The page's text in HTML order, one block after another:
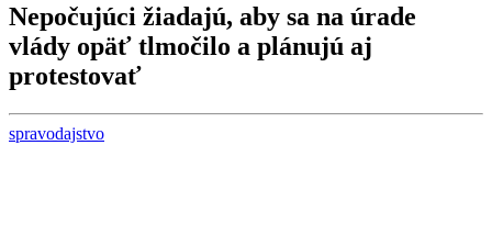
Nepočujúci žiadajú, aby sa na úrade
vlády opäť tlmočilo a plánujú aj
protestovať
spravodajstvo